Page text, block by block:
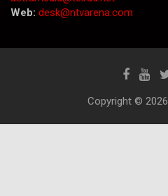
Web: desk@ntvarena.com
Copyright © 2026